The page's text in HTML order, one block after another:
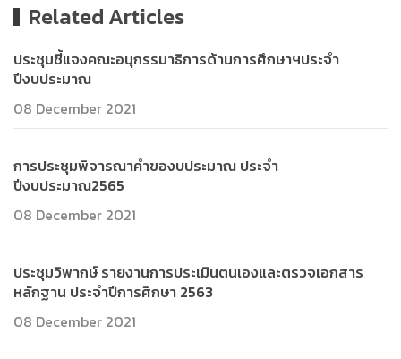
Related Articles
ประชุมชี้แจงคณะอนุกรรมาธิการด้านการศึกษาฯประจำ
ปีงบประมาณ
08 December 2021
การประชุมพิจารณาคำของบประมาณ ประจำ
ปีงบประมาณ2565
08 December 2021
ประชุมวิพากษ์ รายงานการประเมินตนเองและตรวจเอกสาร
หลักฐาน ประจำปีการศึกษา 2563
08 December 2021